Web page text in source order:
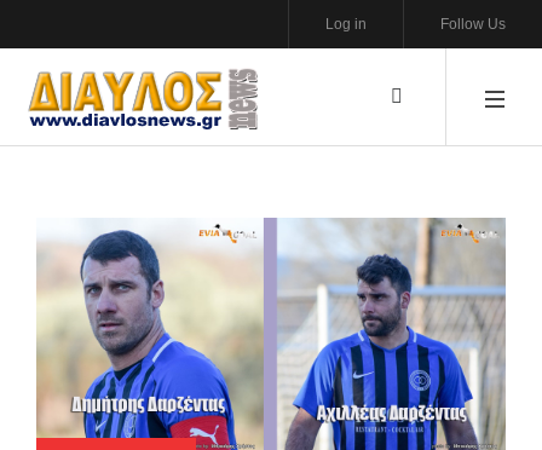
Follow Us
Log in